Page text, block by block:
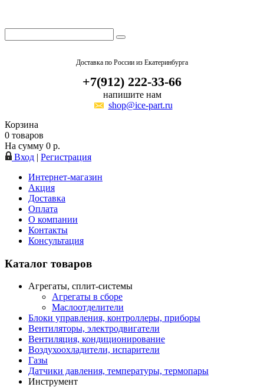
Доставка по России из Екатеринбурга
+7(912) 222-33-66
напишите нам
shop@ice-part.ru
Корзина
0 товаров
На сумму 0 р.
Вход | Регистрация
Интернет-магазин
Акция
Доставка
Оплата
О компании
Контакты
Консультация
Каталог товаров
Агрегаты, сплит-системы
Агрегаты в сборе
Маслоотделители
Блоки управления, контроллеры, приборы
Вентиляторы, электродвигатели
Вентиляция, кондиционирование
Воздухоохладители, испарители
Газы
Датчики давления, температуры, термопары
Инструмент